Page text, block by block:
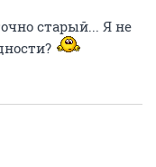
старый... Я не